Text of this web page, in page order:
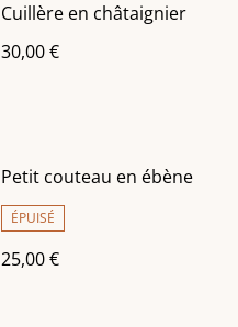
Cuillère en châtaignier
30,00 €
Petit couteau en ébène
ÉPUISÉ
25,00 €